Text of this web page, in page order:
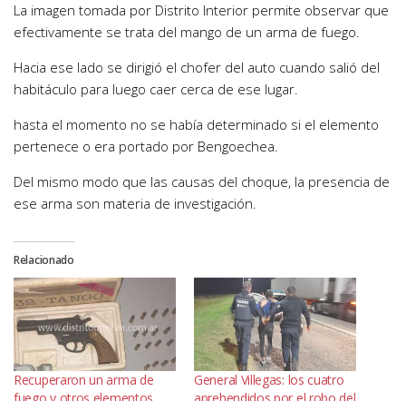
La imagen tomada por Distrito Interior permite observar que
efectivamente se trata del mango de un arma de fuego.
Hacia ese lado se dirigió el chofer del auto cuando salió del
habitáculo para luego caer cerca de ese lugar.
hasta el momento no se había determinado si el elemento
pertenece o era portado por Bengoechea.
Del mismo modo que las causas del choque, la presencia de
ese arma son materia de investigación.
Relacionado
Recuperaron un arma de
fuego y otros elementos
General Villegas: los cuatro
aprehendidos por el robo del